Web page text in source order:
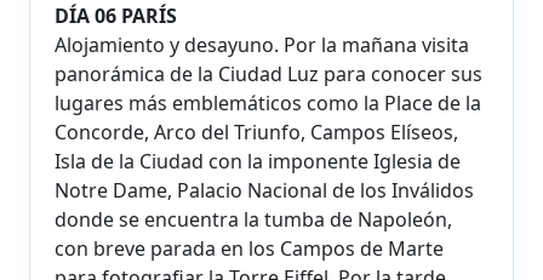
DÍA 06 PARÍS
Alojamiento y desayuno. Por la mañana visita
panorámica de la Ciudad Luz para conocer sus
lugares más emblemáticos como la Place de la
Concorde, Arco del Triunfo, Campos Elíseos,
Isla de la Ciudad con la imponente Iglesia de
Notre Dame, Palacio Nacional de los Inválidos
donde se encuentra la tumba de Napoleón,
con breve parada en los Campos de Marte